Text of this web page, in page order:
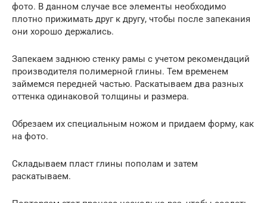
фото. В данном случае все элементы необходимо
плотно прижимать друг к другу, чтобы после запекания
они хорошо держались.
Запекаем заднюю стенку рамы с учетом рекомендаций
производителя полимерной глины. Тем временем
займемся передней частью. Раскатываем два разных
оттенка одинаковой толщины и размера.
Обрезаем их специальным ножом и придаем форму, как
на фото.
Складываем пласт глины пополам и затем
раскатываем.